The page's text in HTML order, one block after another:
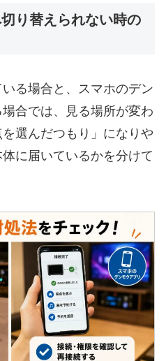
り替えられない時の
る場合と、スマホのデン
合では、見る場所が変わ
選んだつもり」になりや
に届いているかを分けて